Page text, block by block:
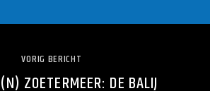
VORIG BERICHT
ZOETERMEER: DE BALIJ